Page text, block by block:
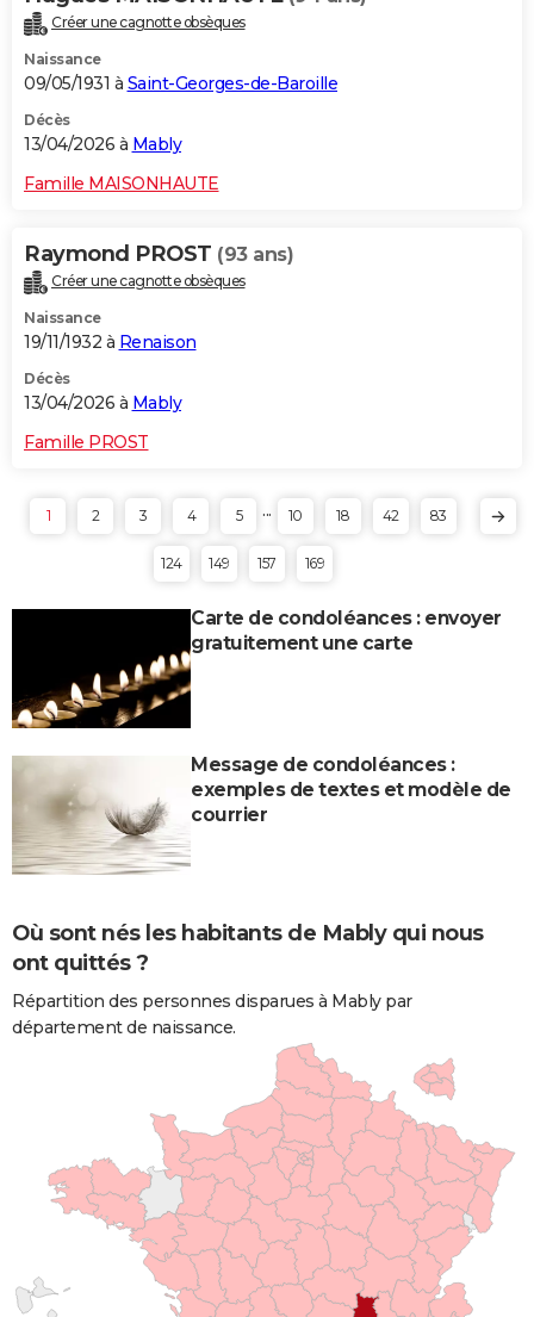
Créer une cagnotte obsèques
Naissance
09/05/1931 à Saint-Georges-de-Baroille
Décès
13/04/2026 à Mably
Famille MAISONHAUTE
Raymond PROST (93 ans)
Créer une cagnotte obsèques
Naissance
19/11/1932 à Renaison
Décès
13/04/2026 à Mably
Famille PROST
1 2 3 4 5 ... 10 18 42 83
124 149 157 169
Carte de condoléances : envoyer
gratuitement une carte
Message de condoléances :
exemples de textes et modèle de
courrier
Où sont nés les habitants de Mably qui nous
ont quittés ?
Répartition des personnes disparues à Mably par
département de naissance.